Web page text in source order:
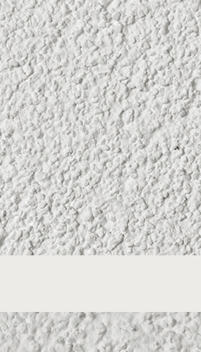
Farbnummer
HEX:hex_code
RGB:rgb_code
TSR:tsr_code
HBW:hbw_code
Mehr Info